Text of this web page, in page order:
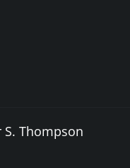
Thompson